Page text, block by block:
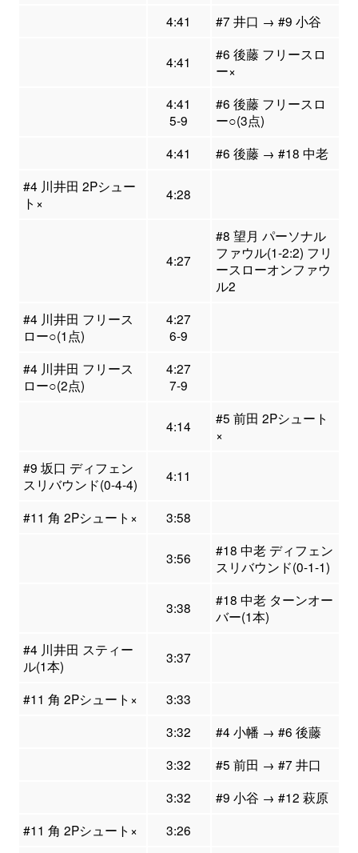
4:41 #7 井口 → #9 小谷
4:41
#6 後藤 フリースロ
ー×
4:41
5-9
#6 後藤 フリースロ
ー○(3点)
4:41
#6 後藤 → #18 中老
#4 川井田 2Pシュー
ト×
4:28
4:27
#8 望月 パーソナル
ファウル(1-2:2) フリ
ースローオンファウ
ル2
#4 川井田 フリース
ロー○(1点)
4:27
6-9
#4 川井田 フリース
ロー○(2点)
4:27
7-9
4:14
#5 前田 2Pシュート
×
#9 坂口 ディフェン
スリバウンド(0-4-4)
4:11
#11 角 2Pシュート× 3:58
3:56
#18 中老 ディフェン
スリバウンド(0-1-1)
3:38
#18 中老 ターンオー
バー(1本)
#4 川井田 スティー
ル(1本)
3:37
#11 角 2Pシュート×
3:33
3:32
#4 小幡 → #6 後藤
3:32
#5 前田 → #7 井口
3:32
#9 小谷 → #12 萩原
#11 角 2Pシュート×
3:26